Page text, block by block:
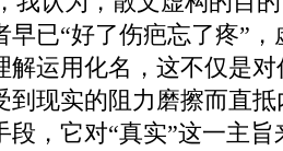
早已“好了伤疤忘了疼”
解运用化名，这不仅是
到现实的阻力磨擦而直
段，它对“真实”这一主